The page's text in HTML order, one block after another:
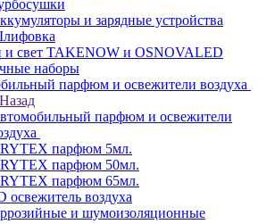
и зарядные устройства
и свет TAKENOW и OSNOVALED
наборы
парфюм и освежители воздуха
Назад
парфюм и освежители
парфюм 5мл.
парфюм 50мл.
парфюм 65мл.
освежитель воздуха
и шумоизоляционные